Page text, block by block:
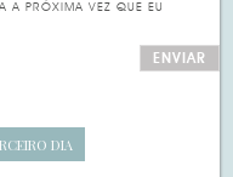
A PRÓXIMA VEZ QUE EU
DIA